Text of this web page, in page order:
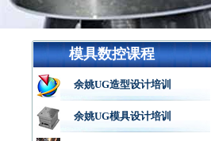
模具数控课程
余姚UG造型设计培训
余姚UG模具设计培训